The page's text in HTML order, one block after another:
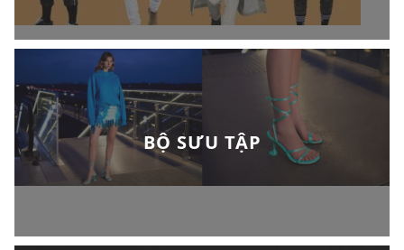
BỘ SƯU TẬP